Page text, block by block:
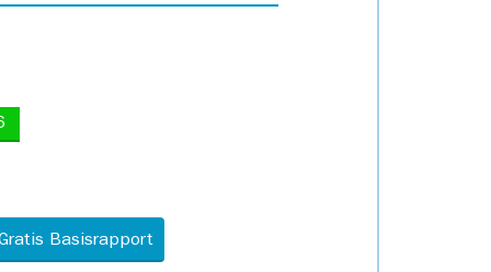
Basisrapport